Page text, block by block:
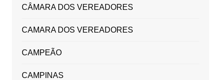
CÂMARA DOS VEREADORES
CAMARA DOS VEREADORES
CAMPEÃO
CAMPINAS